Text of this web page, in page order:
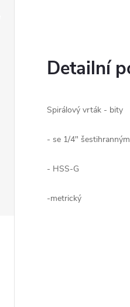
Detailní
Spirálový vrták - bity
- se 1/4"
- HSS-G
-metrický